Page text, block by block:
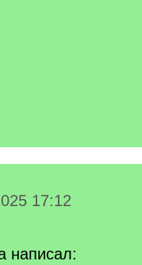
17:12
написал: